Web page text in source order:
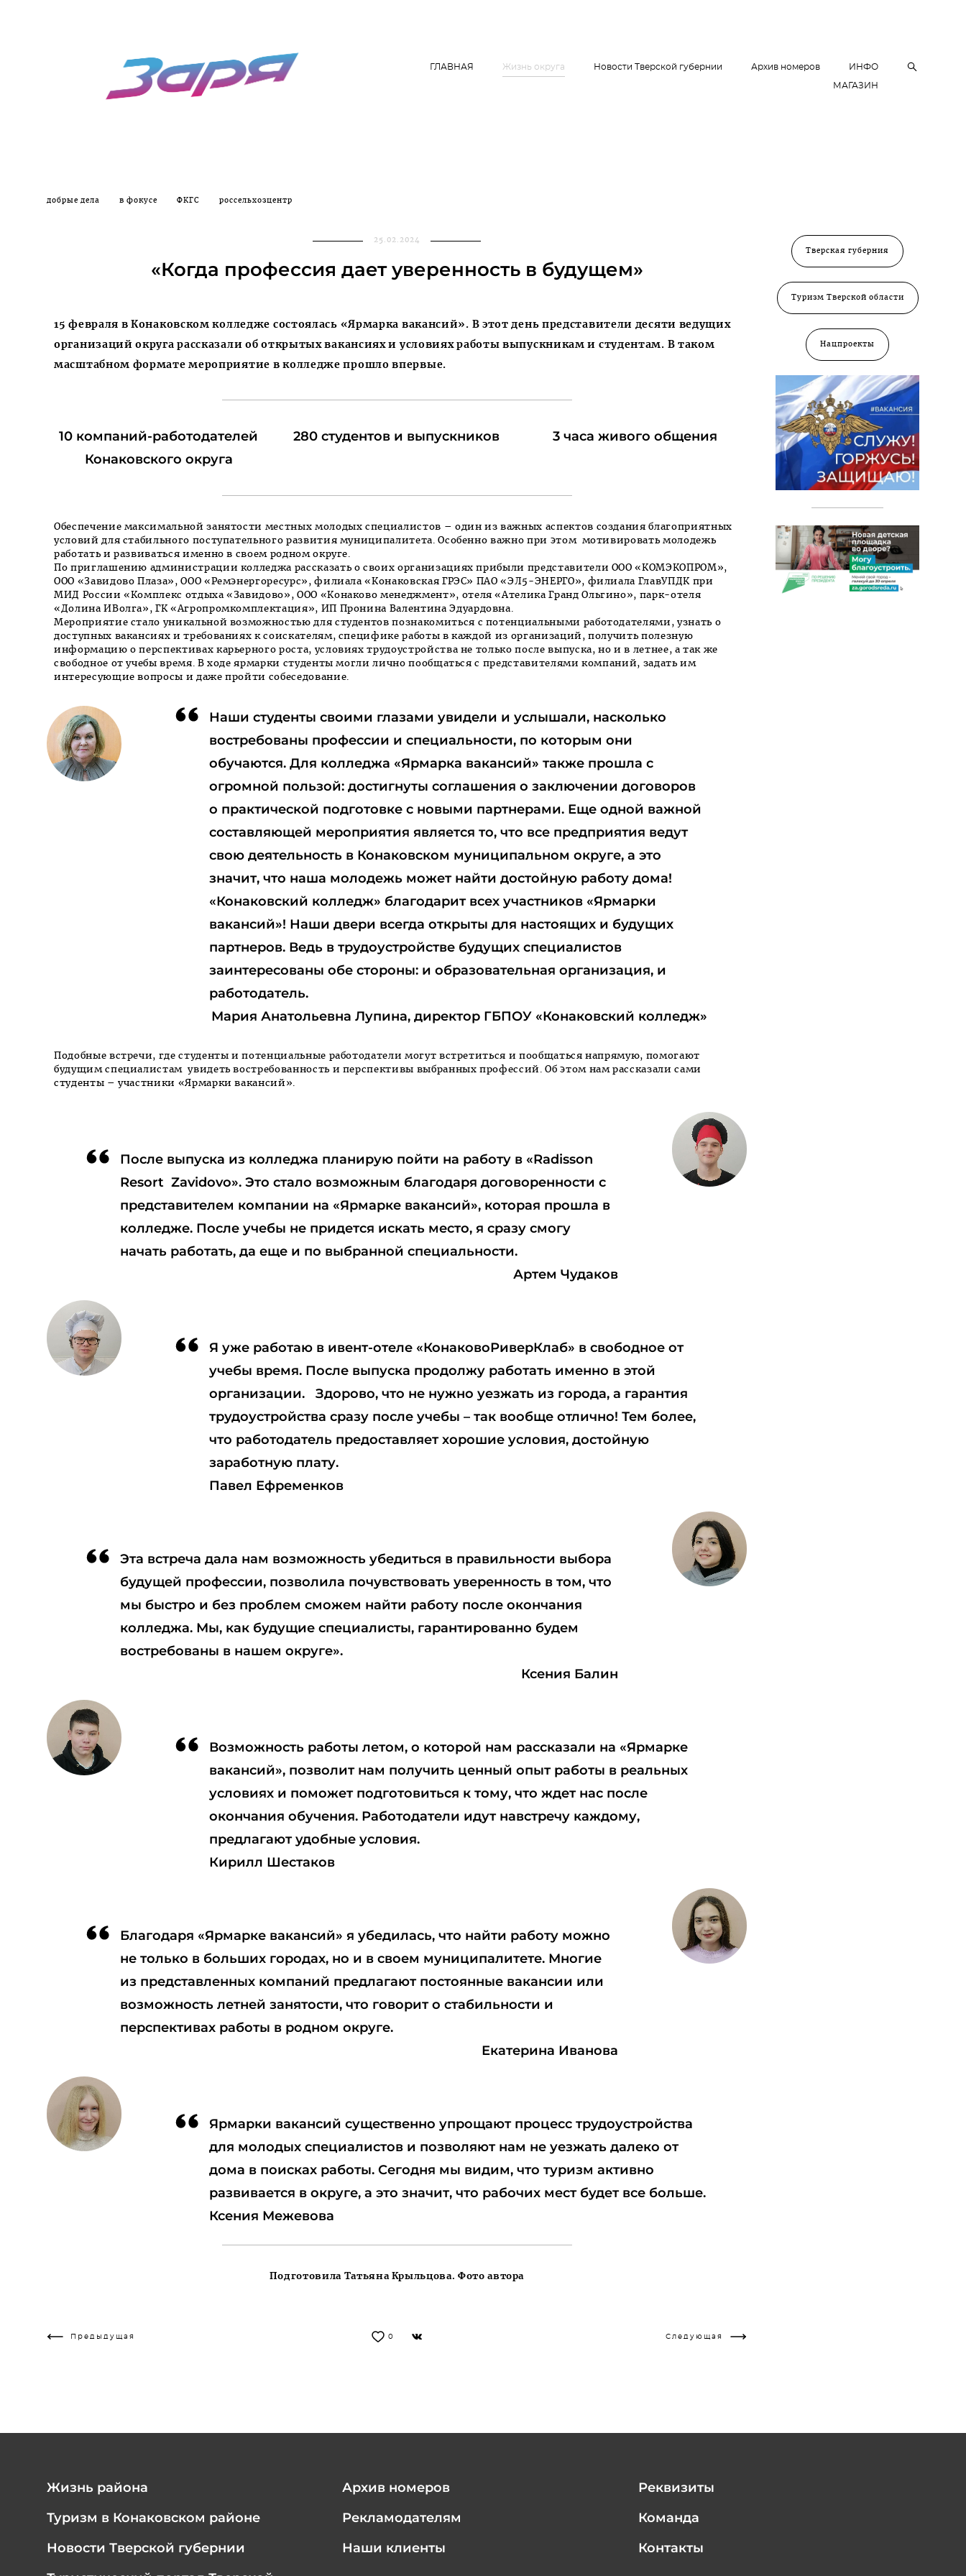
ГЛАВНАЯ Жизнь округа Новости Тверской губернии Архив номеров ИНФО
МАГАЗИН
добрые дела в фокусе ФКГС россельхозцентр
25.02.2024
«Когда профессия дает уверенность в будущем»
15 февраля в Конаковском колледже состоялась «Ярмарка вакансий». В этот день представители десяти ведущих
организаций округа рассказали об открытых вакансиях и условиях работы выпускникам и студентам. В таком
масштабном формате мероприятие в колледже прошло впервые.
10 компаний-работодателей
Конаковского округа
280 студентов и выпускников 3 часа живого общения
Обеспечение максимальной занятости местных молодых специалистов – один из важных аспектов создания благоприятных
условий для стабильного поступательного развития муниципалитета. Особенно важно при этом мотивировать молодежь
работать и развиваться именно в своем родном округе.
По приглашению администрации колледжа рассказать о своих организациях прибыли представители ООО «КОМЭКОПРОМ»,
ООО «Завидово Плаза», ООО «Ремэнергоресурс», филиала «Конаковская ГРЭС» ПАО «ЭЛ5-ЭНЕР­ГО», филиала ГлавУПДК при
МИД России «Комплекс отдыха «Завидово», ООО «Конаково менеджмент», отеля «Ателика Гранд Ольгино», парк-отеля
«Долина ИВолга», ГК «Агропромкомплектация», ИП Пронина Валентина Эдуардовна.
Мероприятие стало уникальной возможностью для студентов познакомиться с потенциальными работодателями, узнать о
доступных вакансиях и требованиях к соискателям, специфике работы в каждой из организаций, получить полезную
информацию о перспективах карьерного роста, условиях трудоустройства не только после выпуска, но и в летнее, а так же
свободное от учебы время. В ходе ярмарки студенты могли лично пообщаться с представителями компаний, задать им
интересующие вопросы и даже пройти собеседование.
Наши студенты своими глазами увидели и услышали, насколько
востребованы профессии и специальности, по которым они
обучаются. Для колледжа «Ярмарка вакансий» также прошла с
огромной пользой: достигнуты соглашения о заключении договоров
о практической подготовке с новыми партнерами. Еще одной важной
составляющей мероприятия является то, что все предприятия ведут
свою деятельность в Конаковском муниципальном округе, а это
значит, что наша молодежь может найти достойную работу дома!
«Конаковский колледж» благодарит всех участников «Ярмарки
вакансий»! Наши двери всегда открыты для настоящих и будущих
партнеров. Ведь в трудоустройстве будущих специалистов
заинтересованы обе стороны: и образовательная организация, и
работодатель.
Мария Анатольевна Лупина, директор ГБПОУ «Конаковский колледж»
Подобные встречи, где студенты и потенциальные работодатели могут встретиться и пообщаться напрямую, помогают
будущим специалистам увидеть востребованность и перспективы выбранных профессий. Об этом нам рассказали сами
студенты – участники «Ярмарки вакансий».
После выпуска из колледжа планирую пойти на работу в «Radisson
Resort Zavidovo». Это стало возможным благодаря договоренности с
представителем компании на «Ярмарке вакансий», которая прошла в
колледже. После учебы не придется искать место, я сразу смогу
начать работать, да еще и по выбранной специальности.
Артем Чудаков
Я уже работаю в ивент-отеле «КонаковоРиверКлаб» в свободное от
учебы время. После выпуска продолжу работать именно в этой
организации. Здорово, что не нужно уезжать из города, а гарантия
трудоустройства сразу после учебы – так вообще отлично! Тем более,
что работодатель предоставляет хорошие условия, достойную
заработную плату.
Павел Ефременков
Эта встреча дала нам возможность убедиться в правильности выбора
будущей профессии, позволила почувствовать уверенность в том, что
мы быстро и без проблем сможем найти работу после окончания
колледжа. Мы, как будущие специалисты, гарантированно будем
востребованы в нашем округе».
Ксения Балин
Возможность работы летом, о которой нам рассказали на «Ярмарке
вакансий», позволит нам получить ценный опыт работы в реальных
условиях и поможет подготовиться к тому, что ждет нас после
окончания обучения. Работодатели идут навстречу каждому,
предлагают удобные условия.
Кирилл Шестаков
Благодаря «Ярмарке вакансий» я убедилась, что найти работу можно
не только в больших городах, но и в своем муниципалитете. Многие
из представленных компаний предлагают постоянные вакансии или
возможность летней занятости, что говорит о стабильности и
перспективах работы в родном округе.
Екатерина Иванова
Ярмарки вакансий существенно упрощают процесс трудоустройства
для молодых специалистов и позволяют нам не уезжать далеко от
дома в поисках работы. Сегодня мы видим, что туризм активно
развивается в округе, а это значит, что рабочих мест будет все больше.
Ксения Межевова
Подготовила Татьяна Крыльцова. Фото автора
0
Предыдущая Следующая
Тверская губерния
Туризм Тверской области
Нацпроекты
Жизнь района
Туризм в Конаковском районе
Новости Тверской губернии
Архив номеров
Рекламодателям
Наши клиенты
Реквизиты
Команда
Контакты